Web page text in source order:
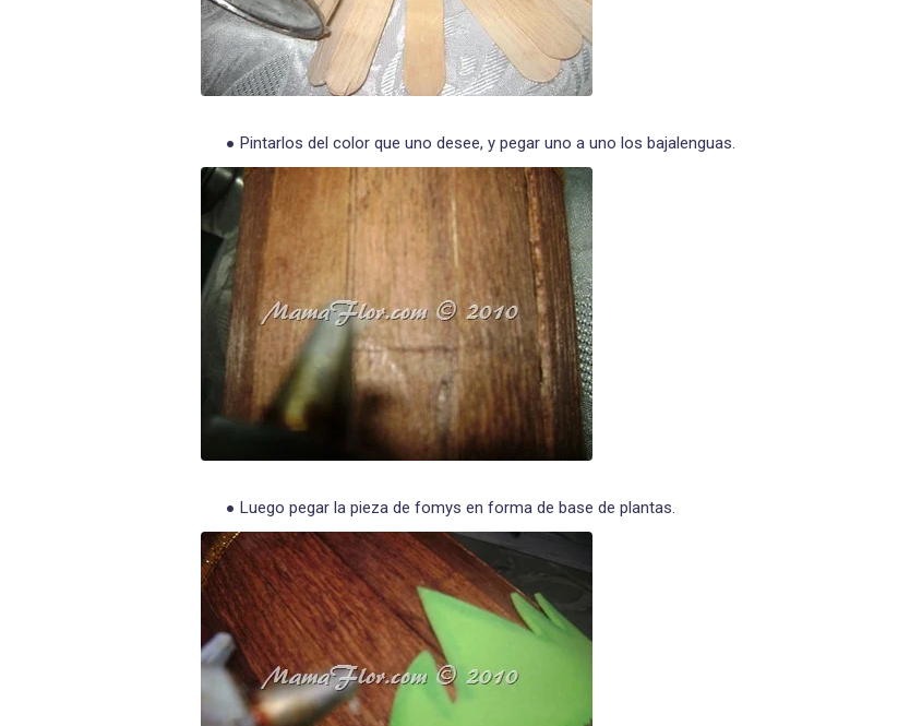
Pintarlos del color que uno desee, y pegar uno a uno los bajalenguas.
Luego pegar la pieza de fomys en forma de base de plantas.